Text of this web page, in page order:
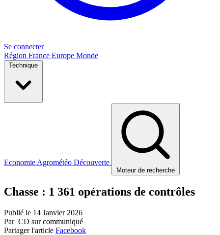
Se connecter
Région France Europe Monde
Technique
Economie Agrométéo Découverte
Moteur de recherche
Chasse : 1 361 opérations de contrôles
Publié le 14 Janvier 2026
Par CD sur communiqué
Partager l'article Facebook